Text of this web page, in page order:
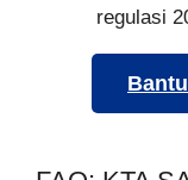
regulasi